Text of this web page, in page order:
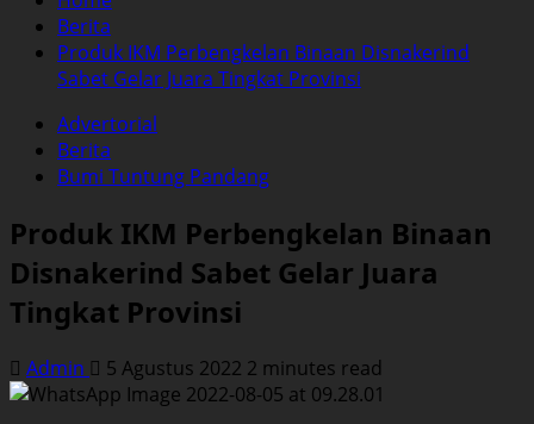
Berita
Produk IKM Perbengkelan Binaan Disnakerind
Sabet Gelar Juara Tingkat Provinsi
Advertorial
Berita
Bumi Tuntung Pandang
Produk IKM Perbengkelan Binaan
Disnakerind Sabet Gelar Juara
Tingkat Provinsi
Admin 5 Agustus 2022 2 minutes read